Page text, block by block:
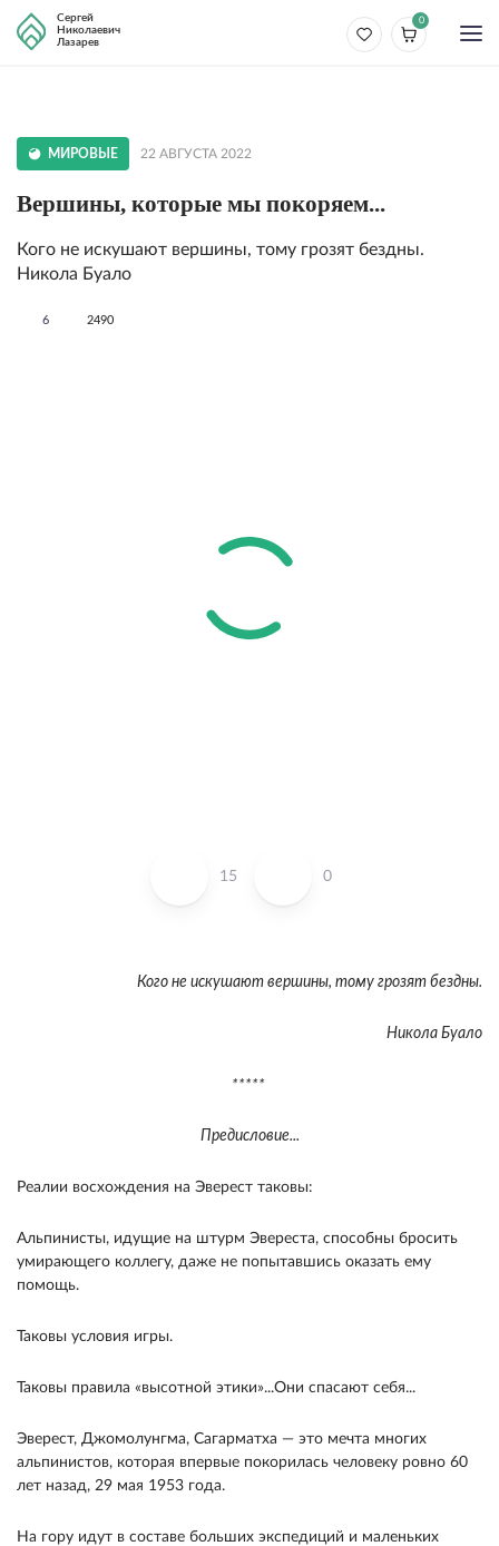
Сергей
Николаевич
Лазарев
0
МИРОВЫЕ 22 АВГУСТА 2022
Вершины, которые мы покоряем...
Кого не искушают вершины, тому грозят бездны.
Никола Буало
6 2490
15 0
Кого не искушают вершины, тому грозят бездны.
Никола Буало
*****
Предисловие...
Реалии восхождения на Эверест таковы:
Альпинисты, идущие на штурм Эвереста, способны бросить
умирающего коллегу, даже не попытавшись оказать ему
помощь.
Таковы условия игры.
Таковы правила «высотной этики»...Они спасают себя...
Эверест, Джомолунгма, Сагарматха — это мечта многих
альпинистов, которая впервые покорилась человеку ровно 60
лет назад, 29 мая 1953 года.
На гору идут в составе больших экспедиций и маленьких